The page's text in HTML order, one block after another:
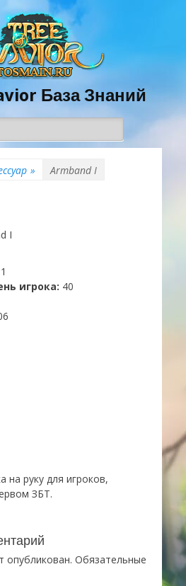
База Знаний
» Armband I
I
1
игрока: 40
на руку для игроков,
ЗБТ.
опубликован. Обязательные